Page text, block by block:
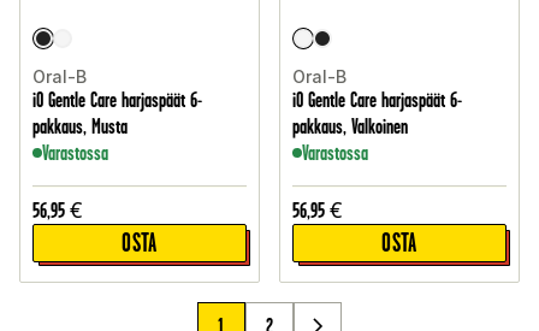
Oral-B
iO Gentle Care harjaspäät 6-
pakkaus, Musta
Varastossa
56,95 €
OSTA
Oral-B
iO Gentle Care harjaspäät 6-
pakkaus, Valkoinen
Varastossa
56,95 €
OSTA
1 2